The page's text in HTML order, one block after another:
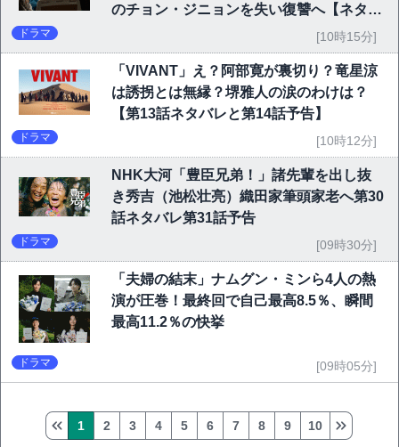
のチョン・ジニョンを失い復讐へ【ネタバ
ドラマ [10時15分]
「VIVANT」え？阿部寛が裏切り？竜星涼
は誘拐とは無縁？堺雅人の涙のわけは？
【第13話ネタバレと第14話予告】
ドラマ [10時12分]
NHK大河「豊臣兄弟！」諸先輩を出し抜
き秀吉（池松壮亮）織田家筆頭家老へ第30
話ネタバレ第31話予告
ドラマ [09時30分]
「夫婦の結末」ナムグン・ミンら4人の熱
演が圧巻！最終回で自己最高8.5％、瞬間
最高11.2％の快挙
ドラマ [09時05分]
1 2 3 4 5 6 7 8 9 10